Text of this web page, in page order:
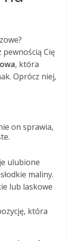
pewnością Cię
, która
Oprócz niej,
on sprawia,
ulubione
maliny.
lub laskowe
która